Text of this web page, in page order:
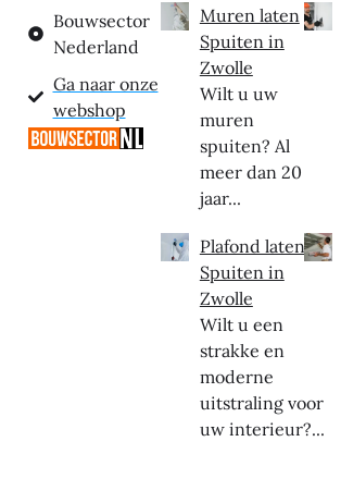
Bouwsector
Nederland
Ga naar onze
webshop
Muren laten
Spuiten in
Zwolle
Wilt u uw
muren
spuiten? Al
meer dan 20
jaar...
Plafond laten
Spuiten in
Zwolle
Wilt u een
strakke en
moderne
uitstraling voor
uw interieur?...